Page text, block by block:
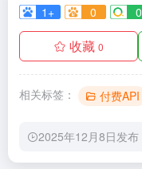
1+ 0 0
收藏 0
相关标签： 付费API
2025年12月8日发布